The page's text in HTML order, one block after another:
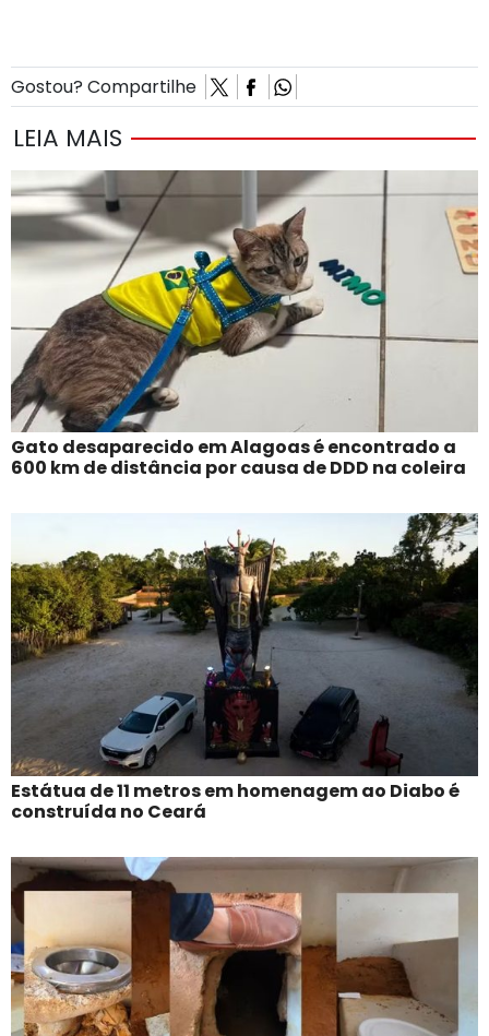
Gostou? Compartilhe
LEIA MAIS
Gato desaparecido em Alagoas é encontrado a
600 km de distância por causa de DDD na coleira
Estátua de 11 metros em homenagem ao Diabo é
construída no Ceará